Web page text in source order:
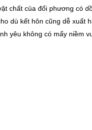
chất của đối phương có
dù kết hôn cũng dễ xuất
yêu không có mấy niềm